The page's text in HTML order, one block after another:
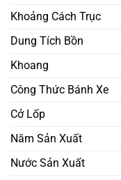
Khoảng Cách Trục
Dung Tích Bồn
Khoang
Công Thức Bánh Xe
Cở Lốp
Năm Sản Xuất
Nước Sản Xuất